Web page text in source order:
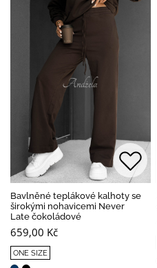
Bavlněné teplákové kalhoty se
širokými nohavicemi Never
Late čokoládové
659,00 Kč
ONE SIZE